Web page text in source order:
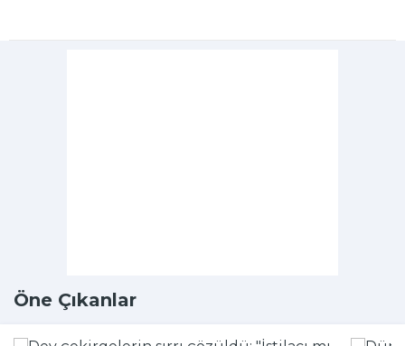
Öne Çıkanlar